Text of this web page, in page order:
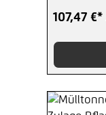
107,47 €*